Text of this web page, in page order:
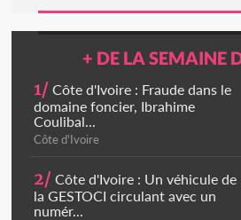
+ DE LA SEMAINE
1/ Côte d'Ivoire : Fraude dans le
domaine foncier, Ibrahime
Coulibal...
Côte d'Ivoire
2/ Côte d'Ivoire : Un véhicule de
la GESTOCI circulant avec un
numér...